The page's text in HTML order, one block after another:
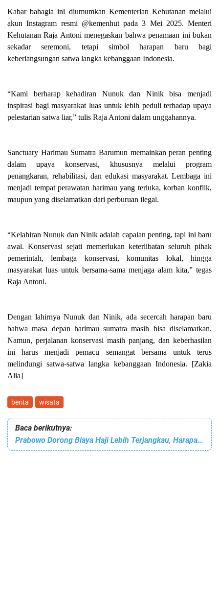
Kabar bahagia ini diumumkan Kementerian Kehutanan melalui
akun Instagram resmi @kemenhut pada 3 Mei 2025. Menteri
Kehutanan Raja Antoni menegaskan bahwa penamaan ini bukan
sekadar seremoni, tetapi simbol harapan baru bagi
keberlangsungan satwa langka kebanggaan Indonesia.
“Kami berharap kehadiran Nunuk dan Ninik bisa menjadi
inspirasi bagi masyarakat luas untuk lebih peduli terhadap upaya
pelestarian satwa liar,” tulis Raja Antoni dalam unggahannya.
Sanctuary Harimau Sumatra Barumun memainkan peran penting
dalam upaya konservasi, khususnya melalui program
penangkaran, rehabilitasi, dan edukasi masyarakat. Lembaga ini
menjadi tempat perawatan harimau yang terluka, korban konflik,
maupun yang diselamatkan dari perburuan ilegal.
“Kelahiran Nunuk dan Ninik adalah capaian penting, tapi ini baru
awal. Konservasi sejati memerlukan keterlibatan seluruh pihak
pemerintah, lembaga konservasi, komunitas lokal, hingga
masyarakat luas untuk bersama-sama menjaga alam kita,” tegas
Raja Antoni.
Dengan lahirnya Nunuk dan Ninik, ada secercah harapan baru
bahwa masa depan harimau sumatra masih bisa diselamatkan.
Namun, perjalanan konservasi masih panjang, dan keberhasilan
ini harus menjadi pemacu semangat bersama untuk terus
melindungi satwa-satwa langka kebanggaan Indonesia. [Zakia
Alia]
berita wisata
Baca berikutnya:
Prabowo Dorong Biaya Haji Lebih Terjangkau, Harapan Baru bagi Jemaah Indonesia